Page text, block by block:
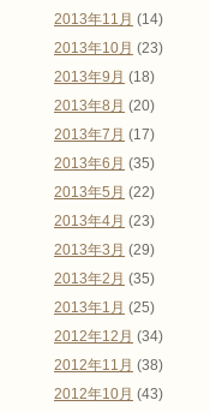
2013年11月 (14)
2013年10月 (23)
2013年9月 (18)
2013年8月 (20)
2013年7月 (17)
2013年6月 (35)
2013年5月 (22)
2013年4月 (23)
2013年3月 (29)
2013年2月 (35)
2013年1月 (25)
2012年12月 (34)
2012年11月 (38)
2012年10月 (43)